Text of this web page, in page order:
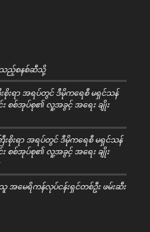
သည့်စနစ်ဆီသို့
စိုးရာ အရပ်တွင် ဒီမိုကရေစီ မရှင်သန်
စစ်အုပ်စု၏ လူ့အခွင့် အရေး ချိုး
းစိုးရာ အရပ်တွင် ဒီမိုကရေစီ မရှင်သန်
စစ်အုပ်စု၏ လူ့အခွင့် အရေး ချိုး
အမေရိကန်လုပ်ငန်းရှင်တစ်ဦး ဖမ်းဆီး